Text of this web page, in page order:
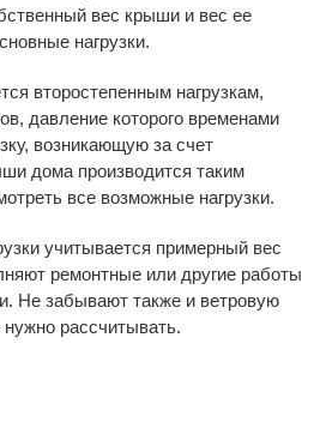
вес крыши и вес ее
нагрузки.
второстепенным нагрузкам,
давление которого временами
возникающую за счет
дома производится таким
все возможные нагрузки.
учитывается примерный вес
ремонтные или другие работы
Не забывают также и ветровую
нужно рассчитывать.